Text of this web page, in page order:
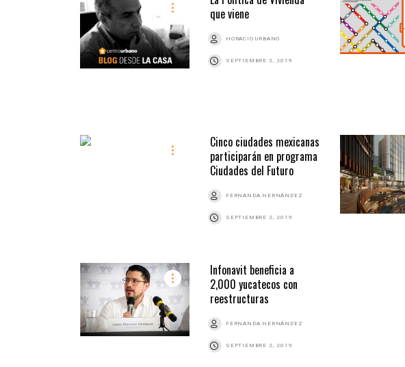
que viene
HORACIO URBANO
SEPTIEMBRE 2, 2019
Cinco ciudades mexicanas
participarán en programa
Ciudades del Futuro
FERNANDA HERNÁNDEZ
SEPTIEMBRE 2, 2019
Infonavit beneficia a
2,000 yucatecos con
reestructuras
FERNANDA HERNÁNDEZ
SEPTIEMBRE 2, 2019